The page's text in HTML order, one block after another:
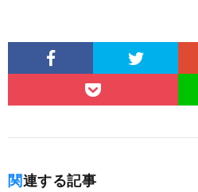
関連する記事